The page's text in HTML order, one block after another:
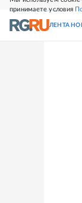
принимаете условия
СВЕЖИЙ НОМЕР
ЛЕНТА